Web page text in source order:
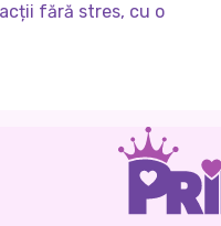
fără stres, cu o